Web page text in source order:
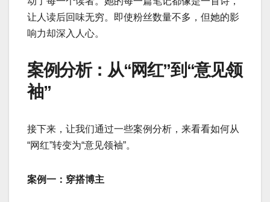
让人读后回味无穷。即使粉丝数量不多，但她的影
响力却深入人心。
案例分析：从“网红”到“意见领
袖”
接下来，让我们通过一些案例分析，来看看如何从
“网红”转变为“意见领袖”。
案例一：穿搭博主